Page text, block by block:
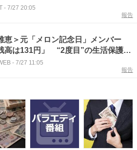
- 7/27 20:05
報告
恵＞元「メロン記念日」メンバー
高は131円」 “2度目”の生活保護受
- 7/27 11:05
報告